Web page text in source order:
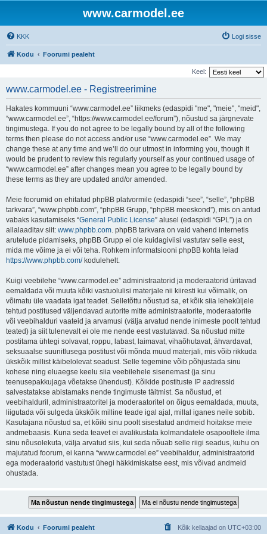
www.carmodel.ee
KKK Logi sisse
Kodu Foorumi pealeht
Keel:
www.carmodel.ee - Registreerimine
Hakates kommuuni “www.carmodel.ee” liikmeks (edaspidi "me", "meie", "meid",
“www.carmodel.ee”, “https://www.carmodel.ee/forum”), nõustud sa järgnevate
tingimustega. If you do not agree to be legally bound by all of the following
terms then please do not access and/or use “www.carmodel.ee”. We may
change these at any time and we’ll do our utmost in informing you, though it
would be prudent to review this regularly yourself as your continued usage of
“www.carmodel.ee” after changes mean you agree to be legally bound by
these terms as they are updated and/or amended.
Meie foorumid on ehitatud phpBB platvormile (edaspidi “see”, “selle”, “phpBB
tarkvara”, “www.phpbb.com”, “phpBB Grupp, “phpBB meeskond”), mis on antud
vabaks kasutamiseks “General Public License” alusel (edaspidi “GPL”) ja on
allalaaditav siit: www.phpbb.com. phpBB tarkvara on vaid vahend internetis
arutelude pidamiseks, phpBB Grupp ei ole kuidagiviisi vastutav selle eest,
mida me võime ja ei või teha. Rohkem informatsiooni phpBB kohta leiad
https://www.phpbb.com/kodulehelt.
Kuigi veebilehe “www.carmodel.ee” administraatorid ja moderaatorid üritavad
eemaldada või muuta kõiki vastuolulisi materjale nii kiiresti kui võimalik, on
võimatu üle vaadata igat teadet. Selletõttu nõustud sa, et kõik siia leheküljele
tehtud postitused väljendavad autorite mitte administraatorite, moderaatorite
või veebihalduri vaateid ja arvamusi (välja arvatud nende inimeste poolt tehtud
teated) ja siit tulenevalt ei ole me nende eest vastutavad. Sa nõustud mitte
postitama ühtegi solvavat, roppu, labast, laimavat, vihaõhutavat, ähvardavat,
seksuaalse suunitlusega postitust või mõnda muud materjali, mis võib rikkuda
ükskõik millist käibelolevat seadust. Selle tegemine võib põhjustada sinu
kohese ning eluaegse keelu siia veebilehele sisenemast (ja sinu
teenusepakkujaga võetakse ühendust). Kõikide postituste IP aadressid
salvestatakse abistamaks nende tingimuste täitmist. Sa nõustud, et
veebihalduril, administraatoritel ja moderaatoritel on õigus eemaldada, muuta,
liigutada või sulgeda ükskõik milline teade igal ajal, millal iganes neile sobib.
Kasutajana nõustud sa, et kõiki sinu poolt sisestatud andmeid hoitakse meie
andmebaasis. Kuna seda teavet ei avalikustata kolmandatele osapooltele ilma
sinu nõusolekuta, välja arvatud siis, kui seda nõuab selle riigi seadus, kuhu on
majutatud foorum, ei kanna “www.carmodel.ee” veebihaldur, administraatorid
ega moderaatorid vastutust ühegi häkkimiskatse eest, mis võivad andmeid
ohustada.
Kodu Foorumi pealeht Kõik kellaajad on UTC+03:00